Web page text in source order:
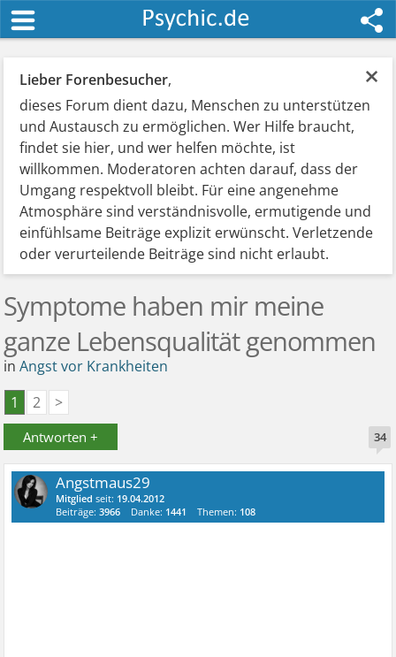
×
Lieber Forenbesucher,
dieses Forum dient dazu, Menschen zu unterstützen
und Austausch zu ermöglichen. Wer Hilfe braucht,
findet sie hier, und wer helfen möchte, ist
willkommen. Moderatoren achten darauf, dass der
Umgang respektvoll bleibt. Für eine angenehme
Atmosphäre sind verständnisvolle, ermutigende und
einfühlsame Beiträge explizit erwünscht. Verletzende
oder verurteilende Beiträge sind nicht erlaubt.
Symptome haben mir meine
ganze Lebensqualität genommen
inAngst vor Krankheiten
1
2 >
Antworten + 34
Angstmaus29
Mitglied seit: 19.04.2012
Beiträge:3966 Danke: 1441 Themen: 108